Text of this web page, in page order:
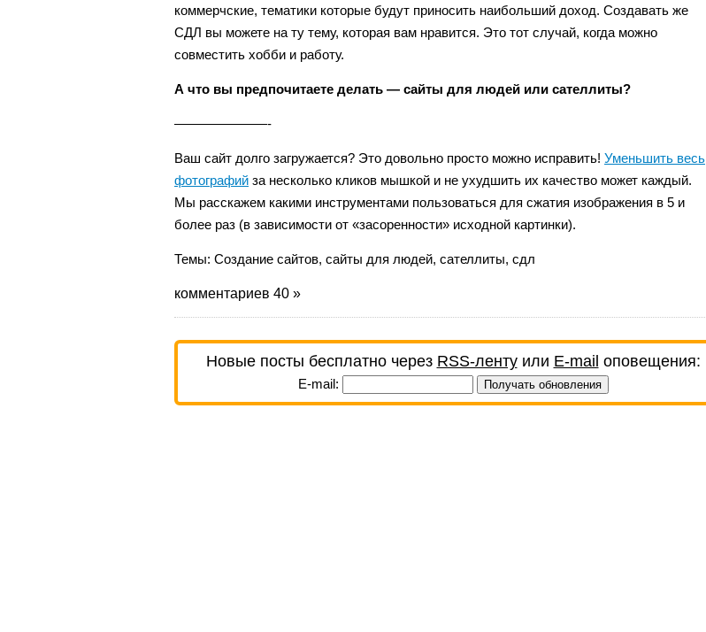
коммерчские, тематики которые будут приносить наибольший доход. Создавать же
СДЛ вы можете на ту тему, которая вам нравится. Это тот случай, когда можно
совместить хобби и работу.
А что вы предпочитаете делать — сайты для людей или сателлиты?
———————-
Ваш сайт долго загружается? Это довольно просто можно исправить! Уменьшить весь
фотографий за несколько кликов мышкой и не ухудшить их качество может каждый.
Мы расскажем какими инструментами пользоваться для сжатия изображения в 5 и
более раз (в зависимости от «засоренности» исходной картинки).
Темы: Создание сайтов, сайты для людей, сателлиты, сдл
комментариев 40 »
Новые посты бесплатно через RSS-лентуили E-mail оповещения:
E-mail: